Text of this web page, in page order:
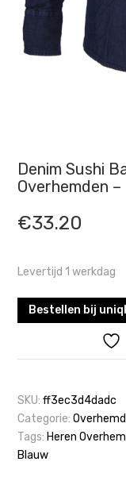
Denim Sushi
Overhemden
€33.20
Levertijd 1 werkdag
Bestellen bij
SKU:ff3ec3d4dadc
Categorie:
Tags: Heren
Blauw